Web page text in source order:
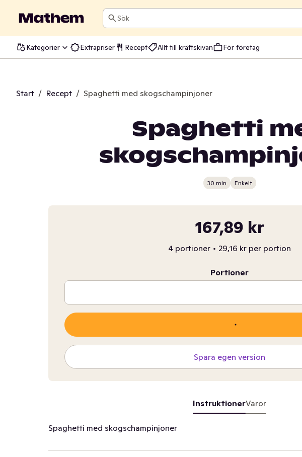
Sök
Kategorier Extrapriser Recept Allt till kräftskivan För företag
Start / Recept / Spaghetti med skogschampinjoner
Spaghetti
30 min Enkelt
167,89 kr
4 portioner • 29,16 kr per portion
Portioner
Spara egen version
InstruktionerVaror
Spaghetti med skogschampinjoner